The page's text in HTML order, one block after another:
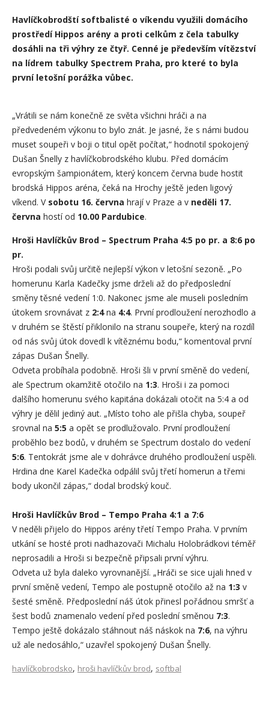
Havlíčkobrodští softbalisté o víkendu využili domácího
prostředí Hippos arény a proti celkům z čela tabulky
dosáhli na tři výhry ze čtyř. Cenné je především vítězství
na lídrem tabulky Spectrem Praha, pro které to byla
první letošní porážka vůbec.
„Vrátili se nám konečně ze světa všichni hráči a na
předvedeném výkonu to bylo znát. Je jasné, že s námi budou
muset soupeři v boji o titul opět počítat,“ hodnotil spokojený
Dušan Šnelly z havlíčkobrodského klubu. Před domácím
evropským šampionátem, který koncem června bude hostit
brodská Hippos aréna, čeká na Hrochy ještě jeden ligový
víkend. V sobotu 16. června hrají v Praze a v neděli 17.
června hostí od 10.00 Pardubice.
Hroši Havlíčkův Brod – Spectrum Praha 4:5 po pr. a 8:6 po
pr.
Hroši podali svůj určitě nejlepší výkon v letošní sezoně. „Po
homerunu Karla Kadečky jsme drželi až do předposlední
směny těsné vedení 1:0. Nakonec jsme ale museli posledním
útokem srovnávat z 2:4na 4:4. První prodloužení nerozhodlo a
v druhém se štěstí přiklonilo na stranu soupeře, který na rozdíl
od nás svůj útok dovedl k vítěznému bodu,“ komentoval první
zápas Dušan Šnelly.
Odveta probíhala podobně. Hroši šli v první směně do vedení,
ale Spectrum okamžitě otočilo na 1:3. Hroši i za pomoci
dalšího homerunu svého kapitána dokázali otočit na 5:4 a od
výhry je dělil jediný aut. „Místo toho ale přišla chyba, soupeř
srovnal na 5:5 a opět se prodlužovalo. První prodloužení
proběhlo bez bodů, v druhém se Spectrum dostalo do vedení
5:6. Tentokrát jsme ale v dohrávce druhého prodloužení uspěli.
Hrdina dne Karel Kadečka odpálil svůj třetí homerun a třemi
body ukončil zápas,“ dodal brodský kouč.
Hroši Havlíčkův Brod – Tempo Praha 4:1 a 7:6
V neděli přijelo do Hippos arény třetí Tempo Praha. V prvním
utkání se hosté proti nadhazovači Michalu Holobrádkovi téměř
neprosadili a Hroši si bezpečně připsali první výhru.
Odveta už byla daleko vyrovnanější. „Hráči se sice ujali hned v
první směně vedení, Tempo ale postupně otočilo až na 1:3 v
šesté směně. Předposlední náš útok přinesl pořádnou smršť a
šest bodů znamenalo vedení před poslední směnou 7:3.
Tempo ještě dokázalo stáhnout náš náskok na 7:6, na výhru
už ale nedosáhlo,“ uzavřel spokojený Dušan Šnelly.
havlíčkobrodsko, hroši havlíčkův brod, softbal